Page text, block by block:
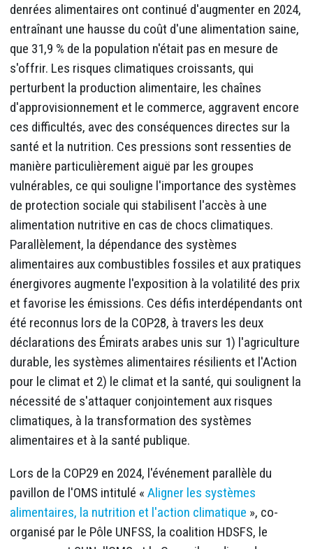
denrées alimentaires ont continué d'augmenter en 2024,
entraînant une hausse du coût d'une alimentation saine,
que 31,9 % de la population n'était pas en mesure de
s'offrir. Les risques climatiques croissants, qui
perturbent la production alimentaire, les chaînes
d'approvisionnement et le commerce, aggravent encore
ces difficultés, avec des conséquences directes sur la
santé et la nutrition. Ces pressions sont ressenties de
manière particulièrement aiguë par les groupes
vulnérables, ce qui souligne l'importance des systèmes
de protection sociale qui stabilisent l'accès à une
alimentation nutritive en cas de chocs climatiques.
Parallèlement, la dépendance des systèmes
alimentaires aux combustibles fossiles et aux pratiques
énergivores augmente l'exposition à la volatilité des prix
et favorise les émissions. Ces défis interdépendants ont
été reconnus lors de la COP28, à travers les deux
déclarations des Émirats arabes unis sur 1) l'agriculture
durable, les systèmes alimentaires résilients et l'Action
pour le climat et 2) le climat et la santé, qui soulignent la
nécessité de s'attaquer conjointement aux risques
climatiques, à la transformation des systèmes
alimentaires et à la santé publique.
Lors de la COP29 en 2024, l'événement parallèle du
pavillon de l'OMS intitulé «Aligner les systèmes
alimentaires, la nutrition et l'action climatique », co-
organisé par le Pôle UNFSS, la coalition HDSFS, le